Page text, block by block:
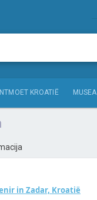
KROATIË MUSEA
in Zadar, Kroatië